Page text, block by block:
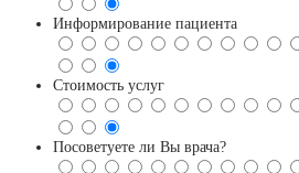
Информирование пациента
Стоимость услуг
Посоветуете ли Вы врача?